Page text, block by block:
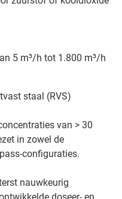
5 m³/h tot 1.800 m³/h
staal (RVS)
van > 30
in zowel de
configuraties.
nauwkeurig